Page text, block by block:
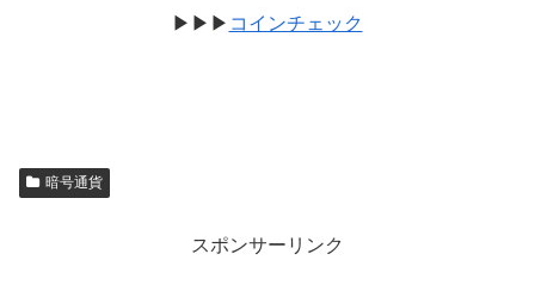
▶︎▶︎▶︎ コインチェック
暗号通貨
スポンサーリンク